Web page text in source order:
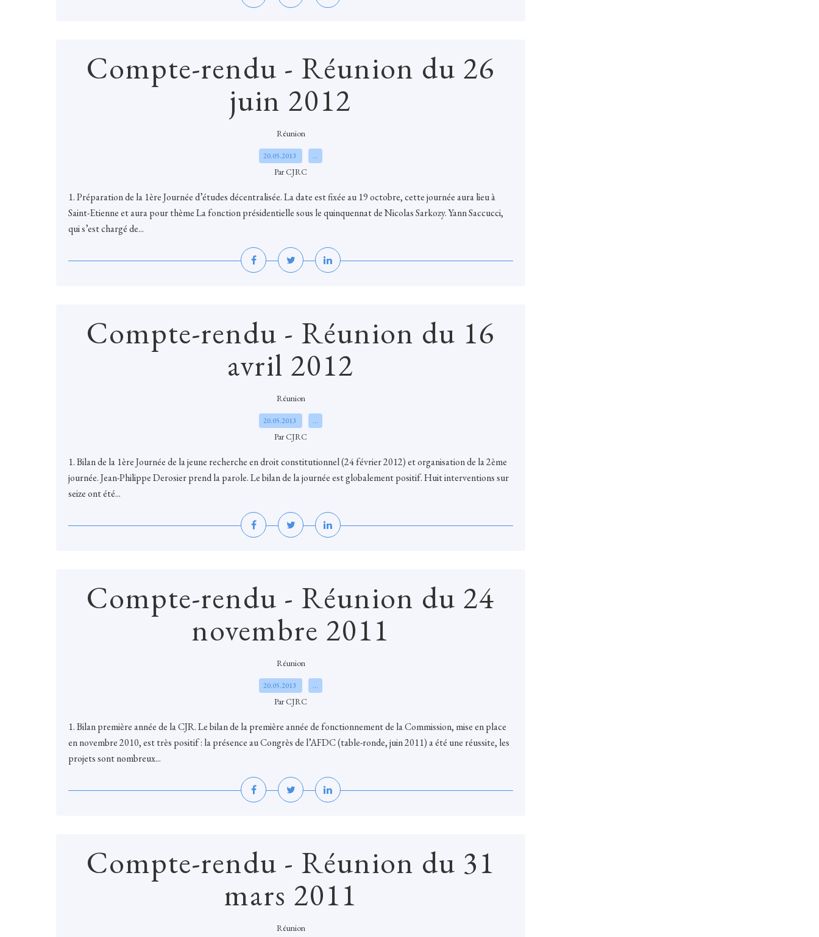
Compte-rendu - Réunion du 26
juin 2012
Réunion
20.05.2013 …
Par CJRC
1. Préparation de la 1ère Journée d’études décentralisée. La date est fixée au 19 octobre, cette journée aura lieu à
Saint-Etienne et aura pour thème La fonction présidentielle sous le quinquennat de Nicolas Sarkozy. Yann Saccucci,
qui s’est chargé de...
Compte-rendu - Réunion du 16
avril 2012
Réunion
20.05.2013 …
Par CJRC
1. Bilan de la 1ère Journée de la jeune recherche en droit constitutionnel (24 février 2012) et organisation de la 2ème
journée. Jean-Philippe Derosier prend la parole. Le bilan de la journée est globalement positif. Huit interventions sur
seize ont été...
Compte-rendu - Réunion du 24
novembre 2011
Réunion
20.05.2013 …
Par CJRC
1. Bilan première année de la CJR. Le bilan de la première année de fonctionnement de la Commission, mise en place
en novembre 2010, est très positif : la présence au Congrès de l’AFDC (table-ronde, juin 2011) a été une réussite, les
projets sont nombreux...
Compte-rendu - Réunion du 31
mars 2011
Réunion